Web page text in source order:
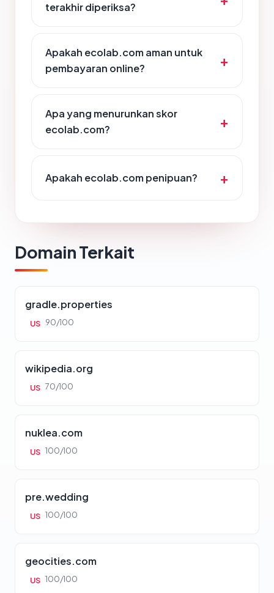
terakhir diperiksa?
Apakah ecolab.com aman untuk
pembayaran online?
Apa yang menurunkan skor
ecolab.com?
Apakah ecolab.com penipuan?
Domain Terkait
gradle.properties
US 90/100
wikipedia.org
US 70/100
nuklea.com
US 100/100
pre.wedding
US 100/100
geocities.com
US 100/100